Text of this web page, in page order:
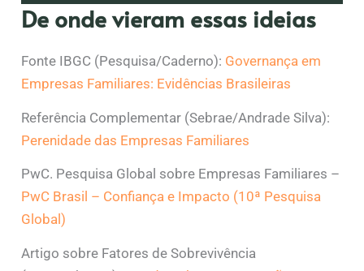
De onde vieram essas ideias
Fonte IBGC (Pesquisa/Caderno): Governança em
Empresas Familiares: Evidências Brasileiras
Referência Complementar (Sebrae/Andrade Silva):
Perenidade das Empresas Familiares
PwC. Pesquisa Global sobre Empresas Familiares –
PwC Brasil – Confiança e Impacto (10ª Pesquisa
Global)
Artigo sobre Fatores de Sobrevivência